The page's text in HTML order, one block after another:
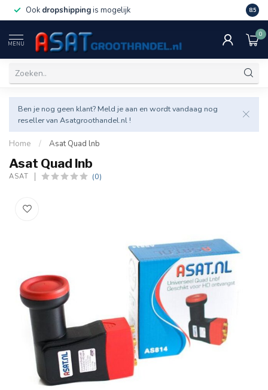
Ook dropshippingis mogelijk Veel
8.5
MENU
0
Ben je nog geen klant? Meld je aan en wordt vandaag nog
reseller van Asatgroothandel.nl !
Home / Asat Quad lnb
Asat Quad lnb
ASAT (0)